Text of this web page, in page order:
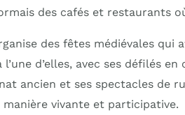
des cafés et restaurants
des fêtes médiévales qui
d’elles, avec ses défilés en
ancien et ses spectacles de
vivante et participative.